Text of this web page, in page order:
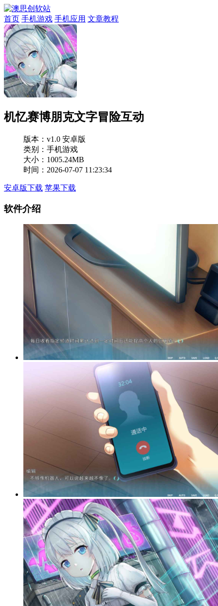
首页 手机游戏 手机应用 文章教程
机忆赛博朋克文字冒险互动
版本： v1.0 安卓版
类别：手机游戏
大小：1005.24MB
时间：2026-07-07 11:23:34
安卓版下载 苹果下载
软件介绍